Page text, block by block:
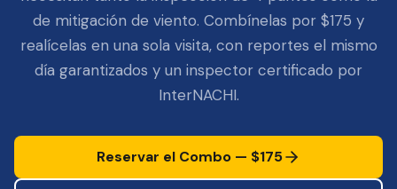
de mitigación de viento. Combínelas por $175 y
realícelas en una sola visita, con reportes el mismo
día garantizados y un inspector certificado por
InterNACHI.
Reservar el Combo — $175